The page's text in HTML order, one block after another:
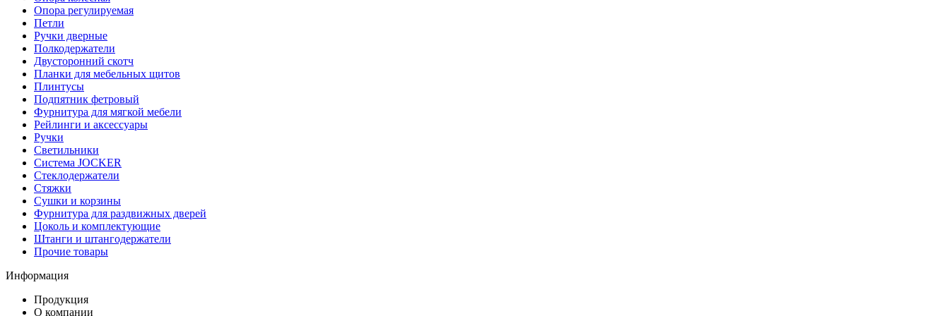
Опора регулируемая
Петли
Ручки дверные
Полкодержатели
Двусторонний скотч
Планки для мебельных щитов
Плинтусы
Подпятник фетровый
Фурнитура для мягкой мебели
Рейлинги и аксессуары
Ручки
Светильники
Система JOCKER
Стеклодержатели
Стяжки
Сушки и корзины
Фурнитура для раздвижных дверей
Цоколь и комплектующие
Штанги и штангодержатели
Прочие товары
Информация
Продукция
О компании